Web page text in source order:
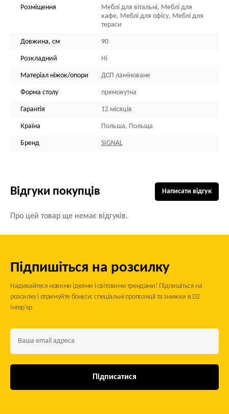
Розміщення
Меблі для вітальні, Меблі для
кафе, Меблі для офісу, Меблі для
тераси
Довжина, см 90
Розкладний Ні
Матеріал ніжок/опори ДСП ламіноване
Форма столу прямокутна
Гарантія 12 місяців
Країна Польша, Польща
Бренд SIGNAL
Відгуки покупців
Про цей товар ще немає відгуків.
Написати відгук
Підпишіться на розсилку
Надихайтеся новими ідеями і світовими трендами! Підпишіться на
розсилку і отримуйте бонуси: спеціальні пропозиції та знижки в D2
Інтер'єр
Підписатися